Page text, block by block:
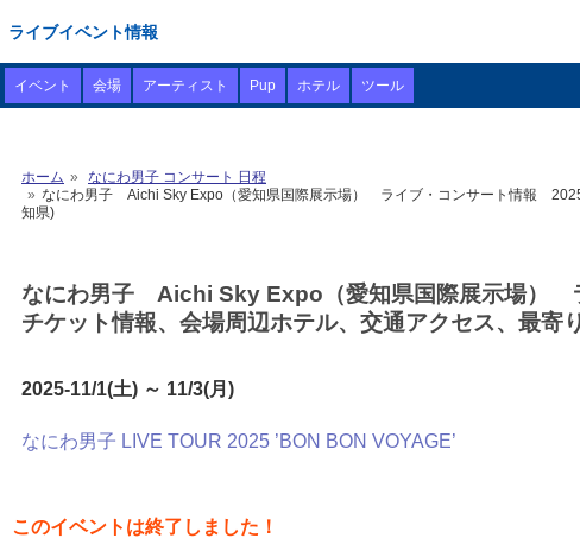
ライブイベント情報
イベント 会場 アーティスト Pup ホテル ツール
ホーム
なにわ男子 コンサート 日程
なにわ男子 Aichi Sky Expo（愛知県国際展示場） ライブ・コンサート情報
知県)
なにわ男子 Aichi Sky Expo（愛知県国際展示場）
チケット情報、会場周辺ホテル、交通アクセス、最寄
2025-11/1(土) ～ 11/3(月)
なにわ男子 LIVE TOUR 2025 ’BON BON VOYAGE’
このイベントは終了しました！